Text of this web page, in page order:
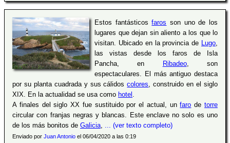
Estos fantásticosfaros son uno de los
lugares que dejan sin aliento a los que lo
visitan. Ubicado en la provincia de
Lugo
las vistas desde los faros de Isla
Pancha, en
Ribadeo, son
espectaculares. El más antiguo destaca
por su planta cuadrada y sus cálidoscolores , construido en el siglo
XIX. En la actualidad se usa como hotel
A finales del siglo XX fue sustituido por el actual, unfaro detorre
circular con franjas negras y blancas. Este enclave no solo es uno
de los más bonitos de Galicia ... (ver texto completo)
Enviado por Juan Antonio el 06/04/2020 a las 0:19